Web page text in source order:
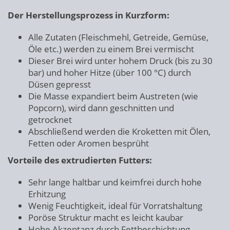
Der Herstellungsprozess in Kurzform:
Alle Zutaten (Fleischmehl, Getreide, Gemüse,
Öle etc.) werden zu einem Brei vermischt
Dieser Brei wird unter hohem Druck (bis zu 30
bar) und hoher Hitze (über 100 °C) durch
Düsen gepresst
Die Masse expandiert beim Austreten (wie
Popcorn), wird dann geschnitten und
getrocknet
Abschließend werden die Kroketten mit Ölen,
Fetten oder Aromen besprüht
Vorteile des extrudierten Futters:
Sehr lange haltbar und keimfrei durch hohe
Erhitzung
Wenig Feuchtigkeit, ideal für Vorratshaltung
Poröse Struktur macht es leicht kaubar